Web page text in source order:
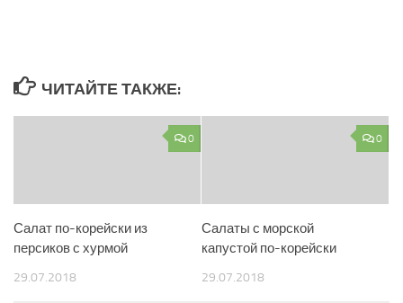
ЧИТАЙТЕ ТАКЖЕ:
0
Салат по-корейски из
персиков с хурмой
29.07.2018
0
Салаты с морской
капустой по-корейски
29.07.2018